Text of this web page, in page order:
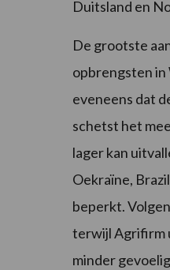
Duitsland en
De grootste
opbrengsten in
eveneens dat
schetst het
lager kan
Oekraïne,
beperkt.
terwijl Agrifirm
minder